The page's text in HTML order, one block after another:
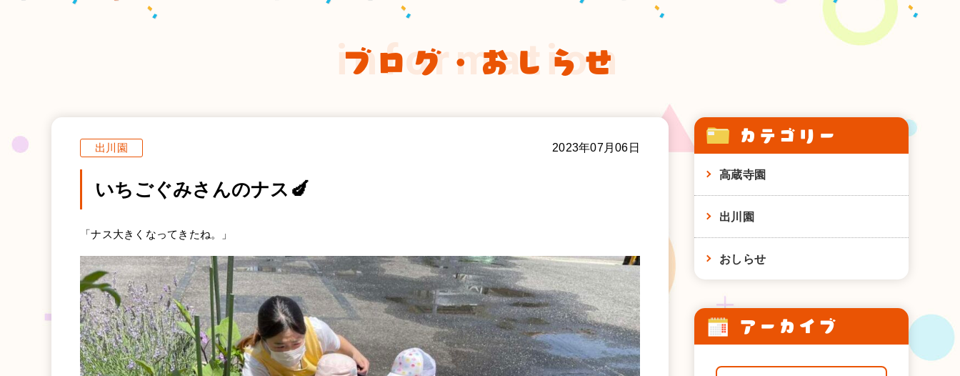
ブログ・おしらせ
information
出川園 2023年07月06日
いちごぐみさんのナス🍆
「ナス大きくなってきたね。」
カテゴリー
高蔵寺園
出川園
おしらせ
アーカイブ